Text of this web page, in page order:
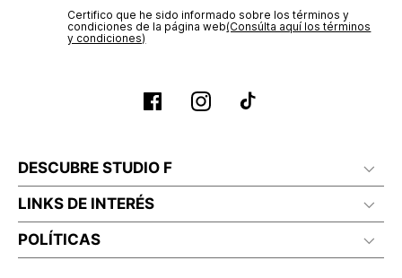
Certifico que he sido informado sobre los términos y
condiciones de la página web‎(Consúlta aquí los términos
y condiciones)
DESCUBRE STUDIO F
LINKS DE INTERÉS
POLÍTICAS